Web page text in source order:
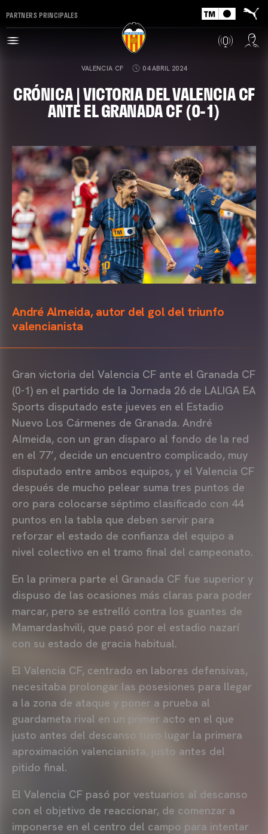
PARTNERS PRINCIPALES
VALENCIA CF 04 ABRIL 2024
CRÓNICA | VICTORIA DEL VALENCIA CF
ANTE EL GRANADA CF (0-1)
André Almeida, autor del gol del triunfo
valencianista
Gran victoria del Valencia CF ante el Granada CF
(0-1) en el partido de la Jornada 26 de LALIGA EA
Sports disputado este jueves en el Estadio
Nuevo Los Cármenes de Granada. André
Almeida, con un gran disparo al fondo de la red
en el 77’, decide un encuentro complicado, muy
disputado entre ambos equipos, y el Valencia CF
después de mucho pelear suma tres puntos de
oro para colocarse séptimo clasificado con 44
puntos en la tabla que deben servir para
reforzar el estado de confianza del equipo a
nivel colectivo en el tramo final del campeonato.
En la primera parte el Granada CF fue superior y
dispuso de las ocasiones más claras para poder
marcar, pero se estrelló contra los guantes de
Mamardashvili, que pasó por el estadio nazarí
con su estado de gracia habitual.
El Valencia CF, centrado en labores defensivas,
necesitaba prolongar las posesiones para llegar
a la zona de ataque y poner a prueba al
guardameta rival en un primer acto en el que
justo antes del descanso tuvo lugar la primera
aproximación valencianista, justo antes del
pitido final.
El Valencia CF pasó por vestuarios al descanso
con el objetivo de reaccionar, de comenzar a
imponerse en el centro del campo para intentar